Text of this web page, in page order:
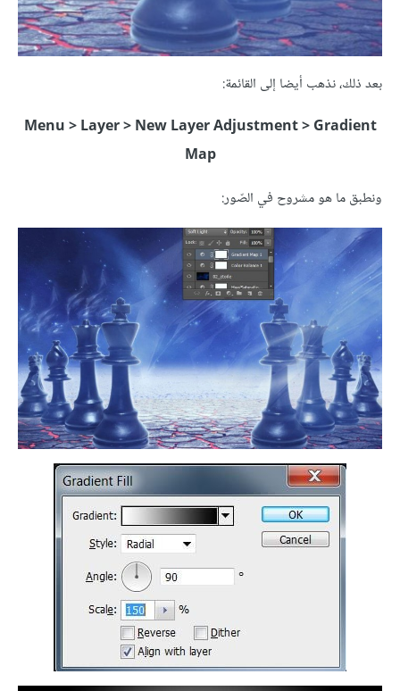
بعد ذلك، نذهب أيضا إلى القائمة:
Menu > Layer > New Layer Adjustment > Gradient
Map
ونطبق ما هو مشروح في الصّور: